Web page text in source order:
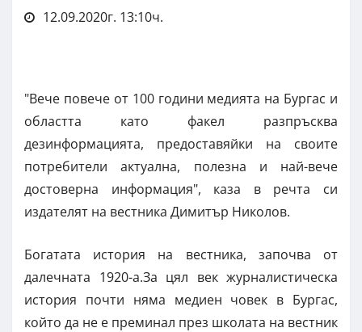
12.09.2020г. 13:10ч.
"Вече повече от 100 години медията на Бургас и
областта като факел разпръсква
дезинформацията, предоставяйки на своите
потребители актуална, полезна и най-вече
достоверна информация", каза в речта си
издателят на вестника Димитър Николов.
Богатата история на вестника, започва от
далечната 1920-а.За цял век журналистическа
история почти няма медиен човек в Бургас,
който да не е преминал през школата на вестник